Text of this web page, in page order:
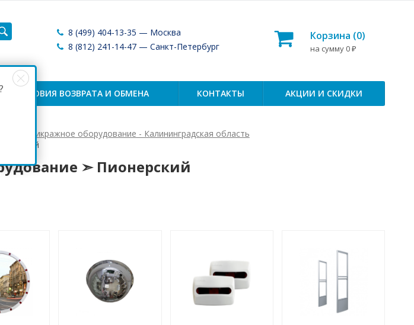
?
8 (499) 404-13-35 — Москва
8 (812) 241-14-47 — Санкт-Петербург
Корзина (0)
на сумму 0 ₽
УСЛОВИЯ ВОЗВРАТА И ОБМЕНА КОНТАКТЫ АКЦИИ И СКИДКИ
Антикражное оборудование - Калининградская область
➣ Пионерский